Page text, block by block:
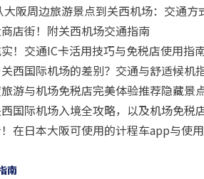
阪周边旅游景点到关西机场：交通方
店街！附关西机场交通指南
！交通IC卡活用技巧与免税店使用指
西国际机场的差别？交通与舒适候机
游与机场免税店完美体验推荐隐藏景
国际机场入境全攻略，以及机场免税
在日本大阪可使用的计程车app与使
南